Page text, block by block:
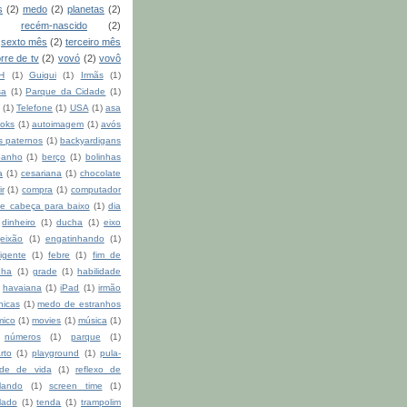
(2) medo (2) planetas (2)
recém-nascido
(2)
sexto mês (2) terceiro mês
de tv (2) vovó (2) vovô
(1) Guigui (1) Irmãs
(1)
(1) Parque da Cidade (1)
(1) Telefone (1) USA (1) asa
(1) autoimagem (1) avós
paternos (1) backyardigans
(1) berço (1) bolinhas
(1) cesariana (1) chocolate
(1) compra (1) computador
cabeça para baixo (1) dia
dinheiro
(1) ducha (1) eixo
eixão
(1) engatinhando
(1)
(1) febre (1)
fim de
(1) grade (1) habilidade
havaiana (1) iPad (1) irmão
(1) medo de estranhos
(1) movies (1) música (1)
números
(1) parque
(1)
(1) playground (1) pula-
de vida
(1)
reflexo de
(1) screen time
(1)
(1) tenda (1) trampolim